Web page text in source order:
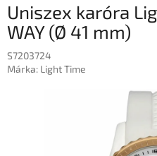
Uniszex karóra
WAY (Ø 41 mm)
S7203724
Márka: Light Time